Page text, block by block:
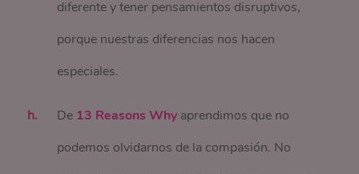
diferente y tener pensamientos disruptivos,
porque nuestras diferencias nos hacen
especiales.
De 13 Reasons Why aprendimos que no
podemos olvidarnos de la compasión. No